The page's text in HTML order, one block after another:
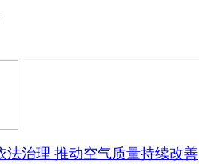
法治理 推动空气质量持续改善